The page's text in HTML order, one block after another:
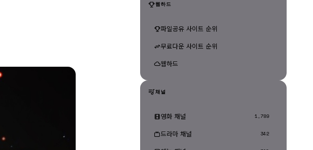
웹하드
파일공유 사이트 순위
무료다운 사이트 순위
웹하드
채널
영화 채널 1,789
드라마 채널 342